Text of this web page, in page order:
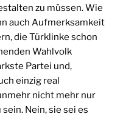
zu müssen. Wie
auch Aufmerksamkeit
die Türklinke schon
Wahlvolk
Partei und,
einzig real
nicht mehr nur
Nein, sie sei es